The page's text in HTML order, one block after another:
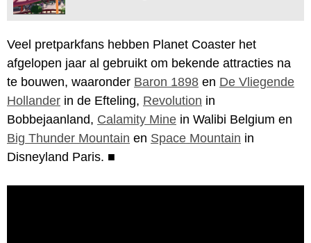
Veel pretparkfans hebben Planet Coaster het
afgelopen jaar al gebruikt om bekende attracties na
te bouwen, waaronder Baron 1898 en De Vliegende
Hollander in de Efteling, Revolution in
Bobbejaanland, Calamity Mine in Walibi Belgium en
Big Thunder Mountain en Space Mountain in
Disneyland Paris. ■